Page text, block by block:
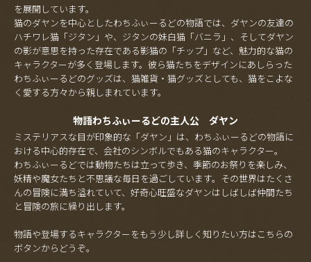
を展開しています。
猫のダヤンを中心としたわちふぃーるどの物語では、ダヤンの友達の
ハチワレ猫「ジタン」や、ジタンの妹白猫「バニラ」、そしてダヤン
の影が意思を持った存在である影猫の「チップ」など、魅力的な猫の
キャラクターが多く登場します。彼ら猫たちをデザインにあしらった
わちふぃーるどのグッズは、猫雑貨・猫グッズとしても、猫をこよな
く愛する方々から親しまれています。
物語わちふぃーるどの主人公 ダヤン
ミステリアスな目が印象的な「ダヤン」は、わちふぃーるどの物語に
おける中心的存在で、会社のシンボルでもある猫のキャラクター。
わちふぃーるどでは動物たちは立って歩き、季節のお祭りを楽しみ、
妖精や魔女たちと不思議な毎日を過ごしています。その世界はたくさ
んの冒険に満ち溢れていて、好奇心旺盛なダヤンはしばしば仲間たち
と冒険の旅に繰り出します。
物語や登場するキャラクターをもう少し詳しく知りたい方はこちらの
ボタンからどうぞ。